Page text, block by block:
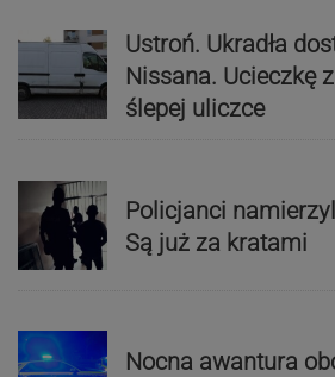
Ustroń. Ukradła
Nissana. Ucieczkę
ślepej uliczce
Policjanci
Są już za kratami
Nocna awantura